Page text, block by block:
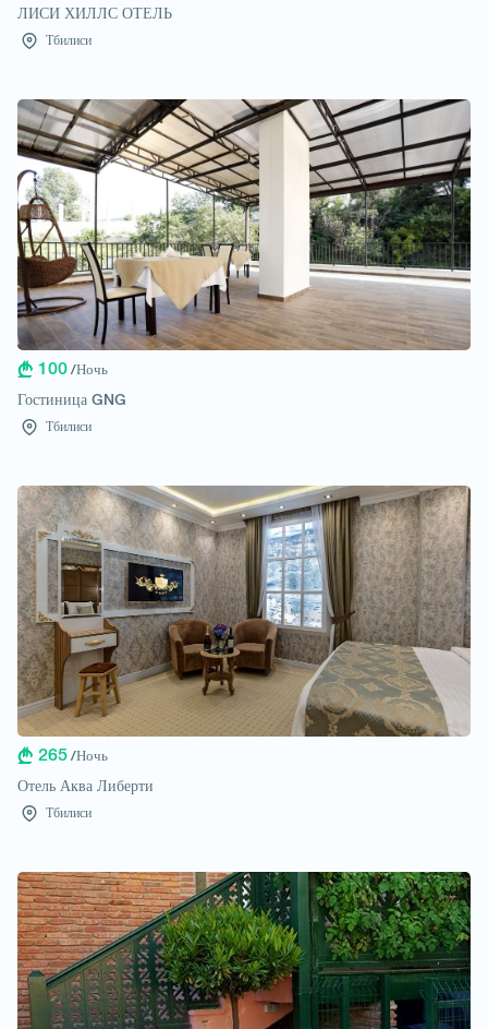
ЛИСИ ХИЛЛС ОТЕЛЬ
Тбилиси
100 /Ночь
Гостиница GNG
Тбилиси
265 /Ночь
Отель Аква Либерти
Тбилиси